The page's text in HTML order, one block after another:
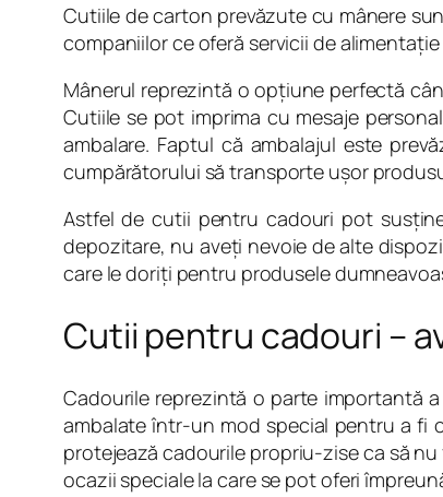
Cutiile de carton prevăzute cu mânere
companiilor ce oferă servicii de
Mânerul reprezintă o opţiune perfectă
Cutiile se pot imprima cu mesaje
ambalare. Faptul că ambalajul este
cumpărătorului să transporte uşor
Astfel de cutii pentru cadouri pot
depozitare, nu aveţi nevoie de alte
care le doriţi pentru produsele
Cutii pentru cadouri –
Cadourile reprezintă o parte importantă
ambalate într-un mod special pentru a fi
protejează cadourile propriu-zise ca să
ocazii speciale la care se pot oferi